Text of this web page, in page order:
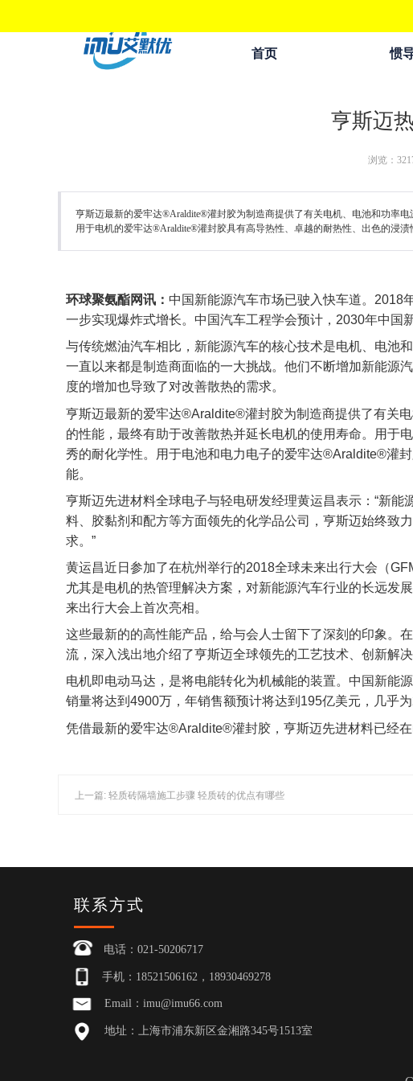
首页 惯
亨斯迈
浏览：
亨斯迈最新的爱牢达®Araldite®灌封胶为制造商提供了有关电机、电池和功率
用于电机的爱牢达®Araldite®灌封胶具有高导热性、卓越的耐热性、出色的浸渍
环球聚氨酯网讯： 中国新能源汽车市场已驶入快车道。2018
一步实现爆炸式增长。中国汽车工程学会预计，2030年中国
与传统燃油汽车相比，新能源汽车的核心技术是电机、电池
一直以来都是制造商面临的一大挑战。他们不断增加新能源
度的增加也导致了对改善散热的需求。
亨斯迈最新的爱牢达®Araldite®灌封胶为制造商提供了有关
的性能，最终有助于改善散热并延长电机的使用寿命。用于
秀的耐化学性。用于电池和电力电子的爱牢达®Araldite®灌
能。
亨斯迈先进材料全球电子与轻电研发经理黄运昌表示：“新
料、胶黏剂和配方等方面领先的化学品公司，亨斯迈始终致
求。”
黄运昌近日参加了在杭州举行的2018全球未来出行大会（
尤其是电机的热管理解决方案，对新能源汽车行业的长远发
来出行大会上首次亮相。
这些最新的的高性能产品，给与会人士留下了深刻的印象。
流，深入浅出地介绍了亨斯迈全球领先的工艺技术、创新解决
电机即电动马达，是将电能转化为机械能的装置。中国新能
销量将达到4900万，年销售额预计将达到195亿美元，几乎为
凭借最新的爱牢达®Araldite®灌封胶，亨斯迈先进材料已经
上一篇: 轻质砖隔墙施工步骤 轻质砖的优点有哪些
电话：021-50206717
手机：18521506162，18930469278
Email：imu@imu66.com
地址：上海市浦东新区金湘路345号1513室
联系方式